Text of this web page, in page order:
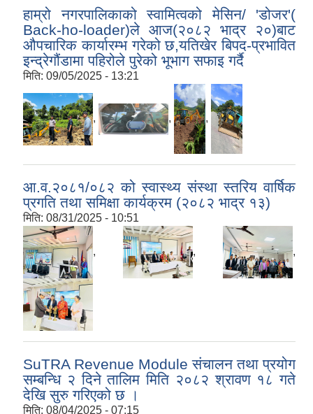
हाम्रो नगरपालिकाको स्वामित्वको मेसिन/ 'डोजर'(
Back-ho-loader)ले आज(२०८२ भाद्र २०)बाट
औपचारिक कार्यारम्भ गरेको छ,यतिखेर बिपद-प्रभावित
इन्द्रेगौंडामा पहिरोले पुरेको भूभाग सफाइ गर्दै
मिति: 09/05/2025 - 13:21
, , ,
आ.व.२०८१/०८२ को स्वास्थ्य संस्था स्तरिय वार्षिक
प्रगति तथा समिक्षा कार्यक्रम (२०८२ भाद्र १३)
मिति: 08/31/2025 - 10:51
, , ,
SuTRA Revenue Module संचालन तथा प्रयोग
सम्बन्धि २ दिने तालिम मिति २०८२ श्रावण १८ गते
देखि सुरु गरिएको छ ।
मिति: 08/04/2025 - 07:15